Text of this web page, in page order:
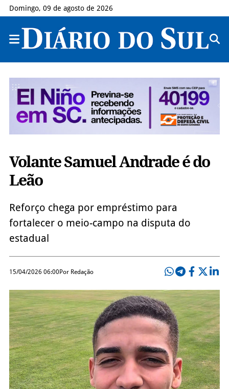
Domingo, 09 de agosto de 2026
Volante Samuel Andrade é do
Leão
Reforço chega por empréstimo para
fortalecer o meio-campo na disputa do
estadual
15/04/2026 06:00Por Redação